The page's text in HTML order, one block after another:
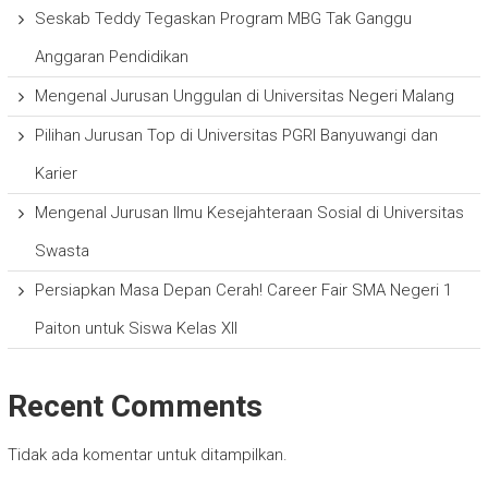
Seskab Teddy Tegaskan Program MBG Tak Ganggu
Anggaran Pendidikan
Mengenal Jurusan Unggulan di Universitas Negeri Malang
Pilihan Jurusan Top di Universitas PGRI Banyuwangi dan
Karier
Mengenal Jurusan Ilmu Kesejahteraan Sosial di Universitas
Swasta
Persiapkan Masa Depan Cerah! Career Fair SMA Negeri 1
Paiton untuk Siswa Kelas XII
Recent Comments
Tidak ada komentar untuk ditampilkan.